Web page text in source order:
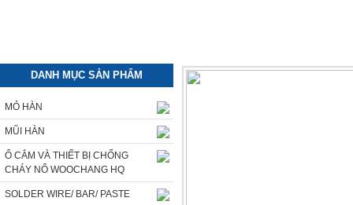
DANH MỤC SẢN PHẨM
MỎ HÀN
MŨI HÀN
Ổ CẮM VÀ THIẾT BỊ CHỐNG
CHÁY NỔ WOOCHANG HQ
SOLDER WIRE/ BAR/ PASTE